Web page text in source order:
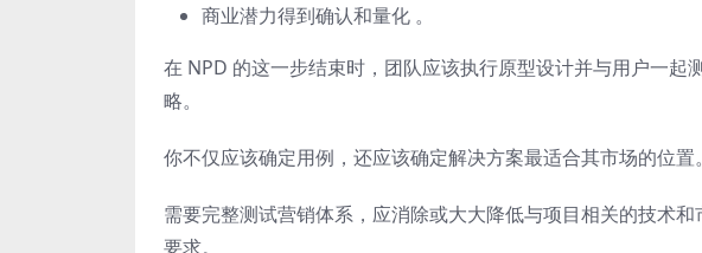
商业潜力得到确认和量化 。
在 NPD 的这一步结束时，团队应该执行原型设计并与用户一
略。
你不仅应该确定用例，还应该确定解决方案最适合其市场的位置。
需要完整测试营销体系，应消除或大大降低与项目相关的技术
要求。